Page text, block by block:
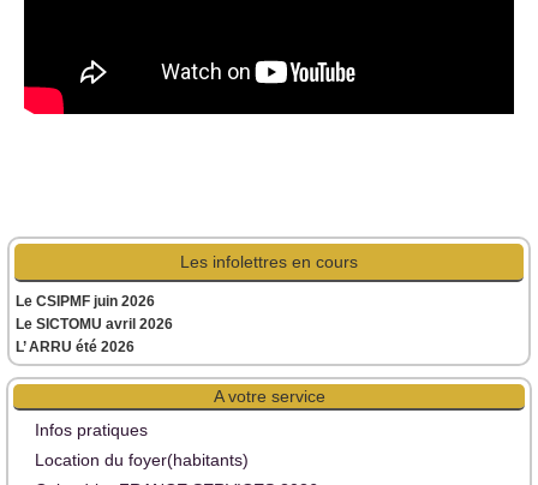
Les infolettres en cours
Le CSIPMF juin 2026
Le SICTOMU avril 2026
L’ ARRU été 2026
A votre service
Infos pratiques
Location du foyer(habitants)